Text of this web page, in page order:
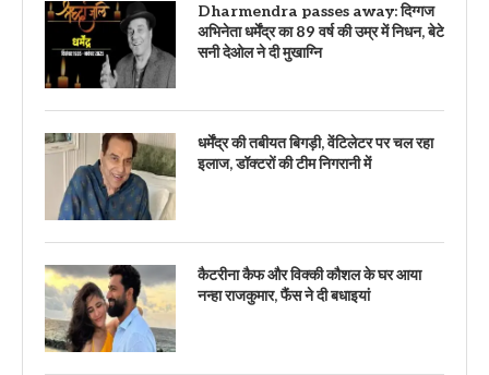
Dharmendra passes away: दिग्गज
अभिनेता धर्मेंद्र का 89 वर्ष की उम्र में निधन, बेटे
सनी देओल ने दी मुखाग्नि
धर्मेंद्र की तबीयत बिगड़ी, वेंटिलेटर पर चल रहा
इलाज, डॉक्टरों की टीम निगरानी में
कैटरीना कैफ और विक्की कौशल के घर आया
नन्हा राजकुमार, फैंस ने दी बधाइयां